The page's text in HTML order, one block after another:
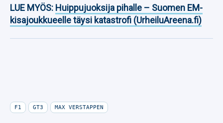
LUE MYÖS: Huippujuoksija pihalle – Suomen EM-
kisajoukkueelle täysi katastrofi (UrheiluAreena.fi)
F1 GT3 MAX VERSTAPPEN